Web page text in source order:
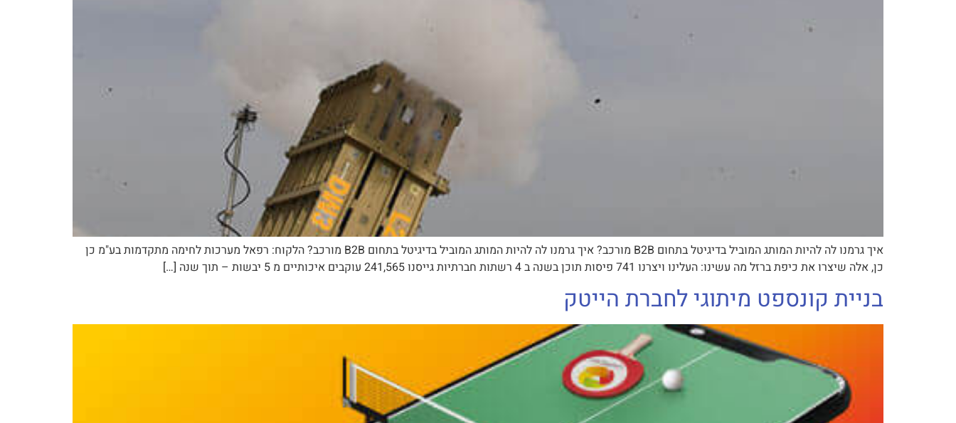
איך גרמנו לה להיות המותג המוביל בדיגיטל בתחום B2B מורכב? איך גרמנו לה להיות המותג המוביל בדיגיטל בתחום B2B מורכב? הלקוח: רפאל מערכות לחימה מתקדמות בע"מ כן
כן, אלה שיצרו את כיפת ברזל מה עשינו: העלינו ויצרנו 741 פיסות תוכן בשנה ב 4 רשתות חברתיות גייסנו 241,565 עוקבים איכותיים מ 5 יבשות – תוך שנה […]
בניית קונספט מיתוגי לחברת הייטק